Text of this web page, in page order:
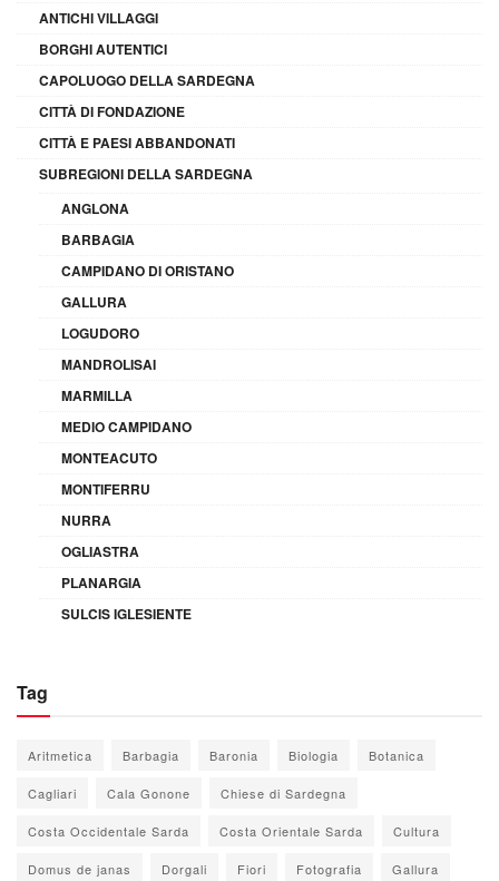
ANTICHI VILLAGGI
BORGHI AUTENTICI
CAPOLUOGO DELLA SARDEGNA
CITTÀ DI FONDAZIONE
CITTÀ E PAESI ABBANDONATI
SUBREGIONI DELLA SARDEGNA
ANGLONA
BARBAGIA
CAMPIDANO DI ORISTANO
GALLURA
LOGUDORO
MANDROLISAI
MARMILLA
MEDIO CAMPIDANO
MONTEACUTO
MONTIFERRU
NURRA
OGLIASTRA
PLANARGIA
SULCIS IGLESIENTE
Tag
Aritmetica Barbagia Baronia Biologia Botanica
Cagliari Cala Gonone Chiese di Sardegna
Costa Occidentale Sarda Costa Orientale Sarda Cultura
Domus de janas Dorgali Fiori Fotografia Gallura